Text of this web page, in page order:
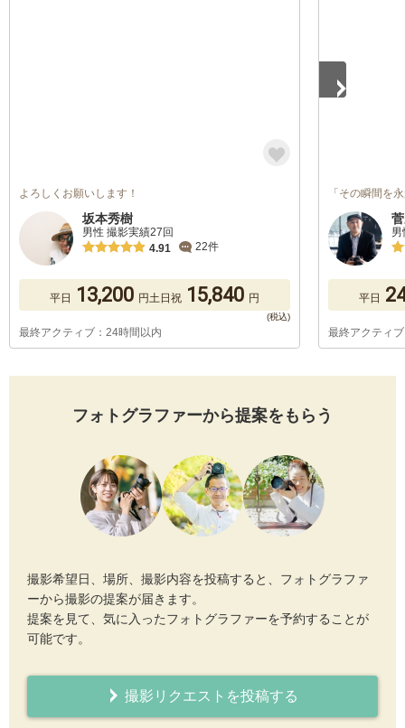
よろしくお願いします！
坂本秀樹
男性 撮影実績27回
4.91
22件
平日 13,200 円土日祝 15,840 円
最終アクティブ：24時間以内
「その瞬間を
平日
最終アクティ
フォトグラファーから提案をもらう
撮影希望日、場所、撮影内容を投稿すると、フォトグラファ
ーから撮影の提案が届きます。
提案を見て、気に入ったフォトグラファーを予約することが
可能です。
撮影リクエストを投稿する